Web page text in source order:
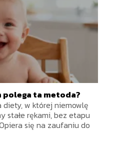
polega ta metoda?
diety, w której niemowlę
stałe rękami, bez etapu
się na zaufaniu do